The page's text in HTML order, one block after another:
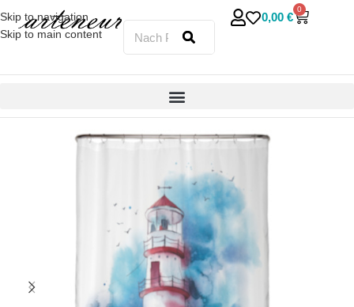
Skip to navigation
Skip to main content
0,00 €
0